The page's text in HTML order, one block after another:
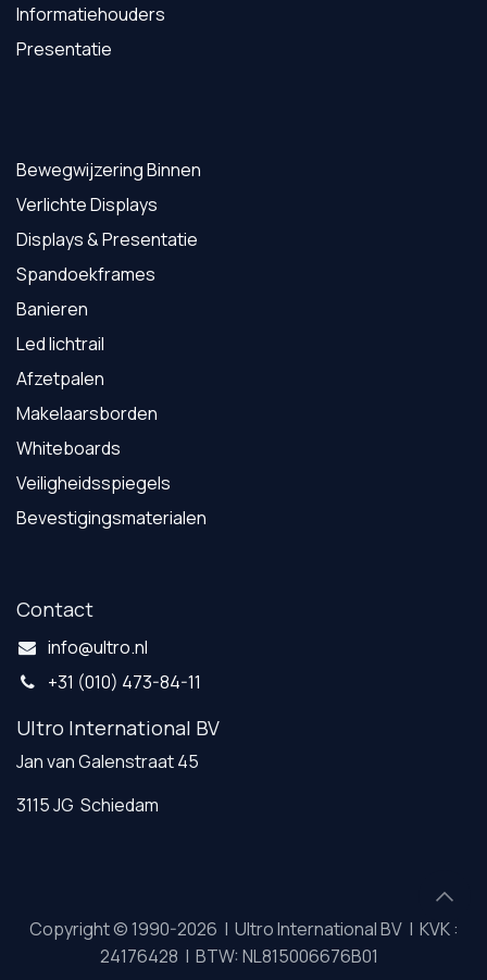
Informatiehouders
Presentatie
Bewegwijzering Binnen
Verlichte Displays
Displays & Presentatie
Spandoekframes
Banieren
Led lichtrail
Afzetpalen
Makelaarsborden
Whiteboards
Veiligheidsspiegels
Bevestigingsmaterialen
Contact
info@ultro.nl
+31 (010) 473-84-11
Ultro International BV
Jan van Galenstraat 45
3115 JG Schiedam
Copyright © 1990-2026 | Ultro International BV | KVK :
24176428 | BTW: NL815006676B01